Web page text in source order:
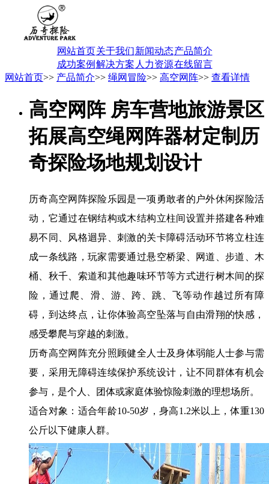
网站首页关于我们新闻动态产品简介
成功案例 解决方案 人力资源在线留言
网站首页>> 产品简介>> 绳网冒险>> 高空网阵>> 查看详情
高空网阵 房车营地旅游景区
拓展高空绳网阵器材定制历
奇探险场地规划设计
历奇高空网阵探险乐园是一项勇敢者的户外休闲探险活
动，它通过在钢结构或木结构立柱间设置并搭建各种难
易不同、风格迴异、刺激的关卡障碍活动环节将立柱连
成一条线路，玩家需要通过悬空桥梁、网道、步道、木
桶、秋千、索道和其他趣味环节等方式进行树木间的探
险，通过爬、滑、游、跨、跳、飞等动作越过所有障
碍，到达终点，让你体验高空坠落与自由滑翔的快感，
感受攀爬与穿越的刺激。
历奇高空网阵充分照顾健全人士及身体弱能人士参与需
要，采用无障碍连续保护系统设计，让不同群体有机会
参与，是个人、团体或家庭体验惊险刺激的理想场所。
适合对象：适合年龄10-50岁，身高1.2米以上，体重130
公斤以下健康人群。